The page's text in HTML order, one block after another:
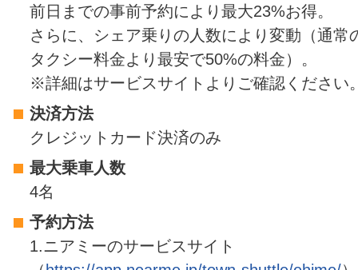
前日までの事前予約により最大23%お得。
さらに、シェア乗りの人数により変動（通常
タクシー料金より最安で50%の料金）。
※詳細はサービスサイトよりご確認ください
決済方法
クレジットカード決済のみ
最大乗車人数
4名
予約方法
1.ニアミーのサービスサイト